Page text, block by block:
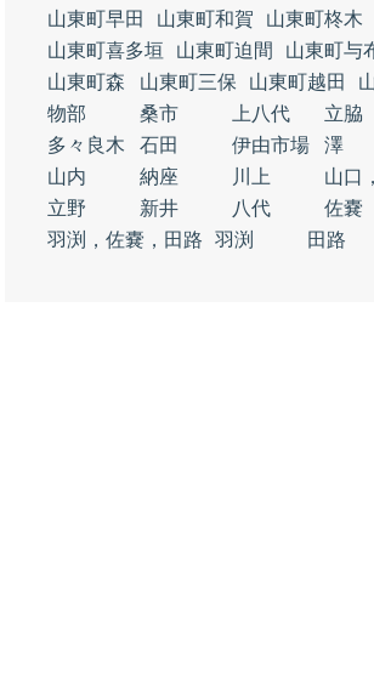
山東町早田
山東町和賀 山東町柊木
山東町喜多垣
山東町迫間
山東町与
山東町森
山東町三保 山東町越田
物部
桑市 上八代
立脇
多々良木
石田 伊由市場
澤
山内
納座 川上
山口
立野
新井 八代
佐嚢
羽渕，佐嚢，田路
羽渕 田路